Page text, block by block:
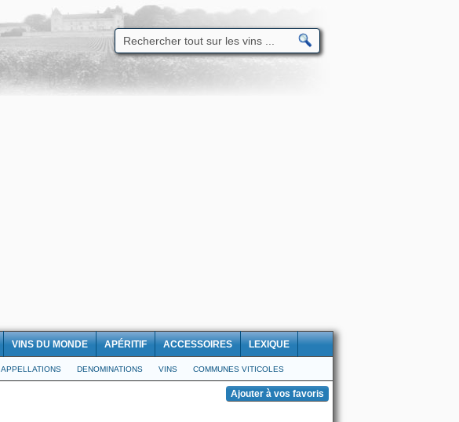
VINS DU MONDE APÉRITIF ACCESSOIRES LEXIQUE
APPELLATIONS DENOMINATIONS VINS COMMUNES VITICOLES